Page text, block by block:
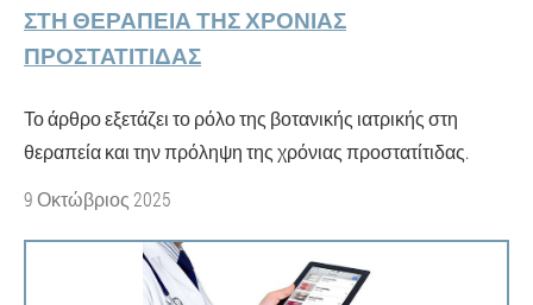
ΣΤΗ ΘΕΡΑΠΕΊΑ ΤΗΣ ΧΡΌΝΙΑΣ
ΠΡΟΣΤΑΤΊΤΙΔΑΣ
Το άρθρο εξετάζει το ρόλο της βοτανικής ιατρικής στη
θεραπεία και την πρόληψη της χρόνιας προστατίτιδας.
9 Οκτώβριος 2025